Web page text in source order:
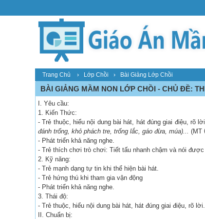
Trang Chủ › Lớp Chồi › Bài Giảng Lớp Chồi
BÀI GIẢNG MẦM NON LỚP CHỒI - CHỦ ĐỀ:
I. Yêu cầu:
1. Kiến Thức:
- Trẻ thuộc, hiểu nội dung bài hát, hát đúng giai điệu, rõ
đánh trống, khỏ phách tre, trống lắc, gáo đừa, múa)...
(MT
- Phát triển khả năng nghe.
- Trẻ thích chơi trò chơi: Tiết tấu nhanh chậm và nói được
2. Kỹ năng:
- Trẻ mạnh dạng tự tin khi thể hiện bài hát.
- Trẻ hứng thú khi tham gia vận động
- Phát triển khả năng nghe.
3. Thái độ:
- Trẻ thuộc, hiểu nội dung bài hát, hát đúng giai điệu, rõ
II. Chuẩn bị: